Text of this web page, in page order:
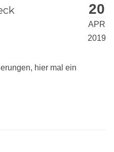
20
APR
2019
hier mal ein